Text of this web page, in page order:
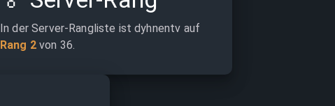
In der Server-Rangliste ist dyhnentv auf
Rang 2 von 36.